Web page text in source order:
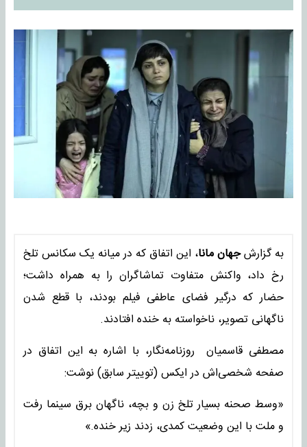
به گزارشجهان مانا، این اتفاق که در میانه یک سکانس تلخ
رخ داد، واکنش متفاوت تماشاگران را به همراه داشت؛
حضار که درگیر فضای عاطفی فیلم بودند، با قطع شدن
ناگهانی تصویر، ناخواسته به خنده افتادند.
مصطفی قاسمیان روزنامه‌نگار، با اشاره به این اتفاق در
صفحه شخصی‌اش در ایکس (توییتر سابق) نوشت:
«وسط صحنه بسیار تلخ زن و بچه، ناگهان برق سینما رفت
و ملت با این وضعیت کمدی، زدند زیر خنده.»